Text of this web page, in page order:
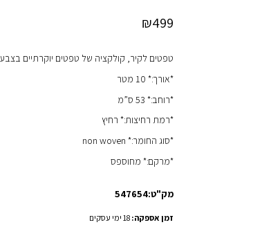
₪499
טפטים לקיר, קולקציה של טפטים יוקרתיים
*אורך:* 10 מטר
*רוחב:* 53 ס”מ
*רמת רחיצות:* רחיץ
*סוג החומר:* non woven
*מרקם:* מחוספס
מק"ט:547654
זמן אספקה:18 ימי עסקים